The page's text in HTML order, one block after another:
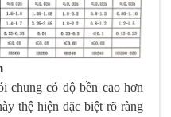
chung có độ bền cao hơn
thệ hiện đặc biệt rõ ràng